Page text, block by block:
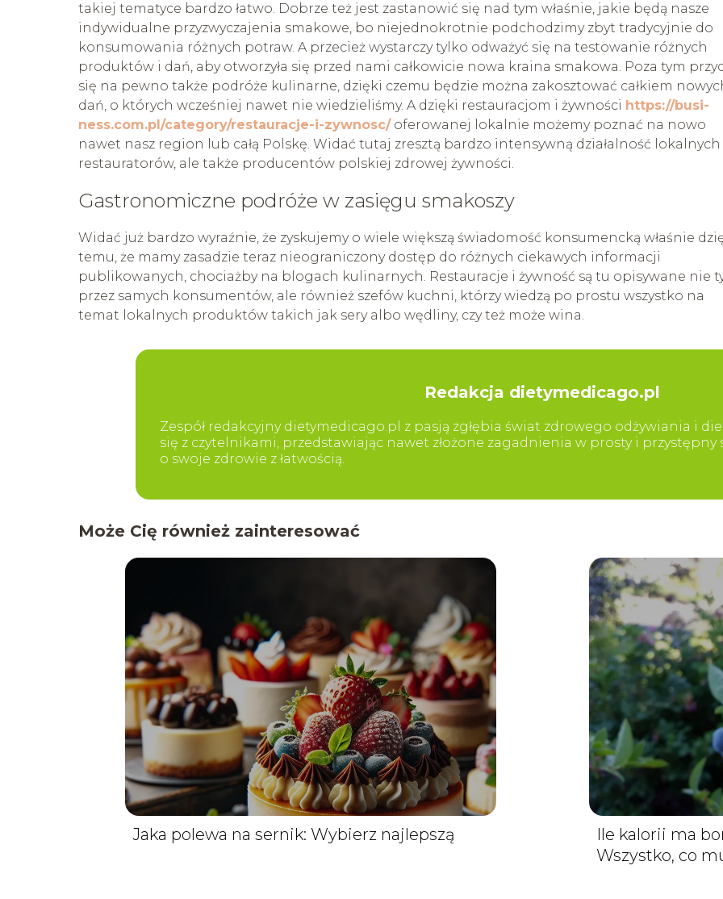
takiej tematyce bardzo łatwo. Dobrze też jest zastanowić się nad tym właśnie, jakie będą nasze
indywidualne przyzwyczajenia smakowe, bo niejednokrotnie podchodzimy zbyt tradycyjnie do
konsumowania różnych potraw. A przecież wystarczy tylko odważyć się na testowanie różnych
produktów i dań, aby otworzyła się przed nami całkowicie nowa kraina smakowa. Poza tym
się na pewno także podróże kulinarne, dzięki czemu będzie można zakosztować całkiem
dań, o których wcześniej nawet nie wiedzieliśmy. A dzięki restauracjom i żywności https://busi-
ness.com.pl/category/restauracje-i-zywnosc/oferowanej lokalnie możemy poznać na nowo
nawet nasz region lub całą Polskę. Widać tutaj zresztą bardzo intensywną działalność lokalnych
restauratorów, ale także producentów polskiej zdrowej żywności.
Gastronomiczne podróże w zasięgu smakoszy
Widać już bardzo wyraźnie, że zyskujemy o wiele większą świadomość konsumencką właśnie
temu, że mamy zasadzie teraz nieograniczony dostęp do różnych ciekawych informacji
publikowanych, chociażby na blogach kulinarnych. Restauracje i żywność są tu opisywane nie
przez samych konsumentów, ale również szefów kuchni, którzy wiedzą po prostu wszystko na
temat lokalnych produktów takich jak sery albo wędliny, czy też może wina.
Redakcja dietymedicago.pl
Zespół redakcyjny dietymedicago.pl z pasją zgłębia świat zdrowego odżywiania i
się z czytelnikami, przedstawiając nawet złożone zagadnienia w prosty i przystępny
o swoje zdrowie z łatwością.
Może Cię również zainteresować
Jaka polewa na sernik: Wybierz najlepszą
Ile kalorii ma
Wszystko, co